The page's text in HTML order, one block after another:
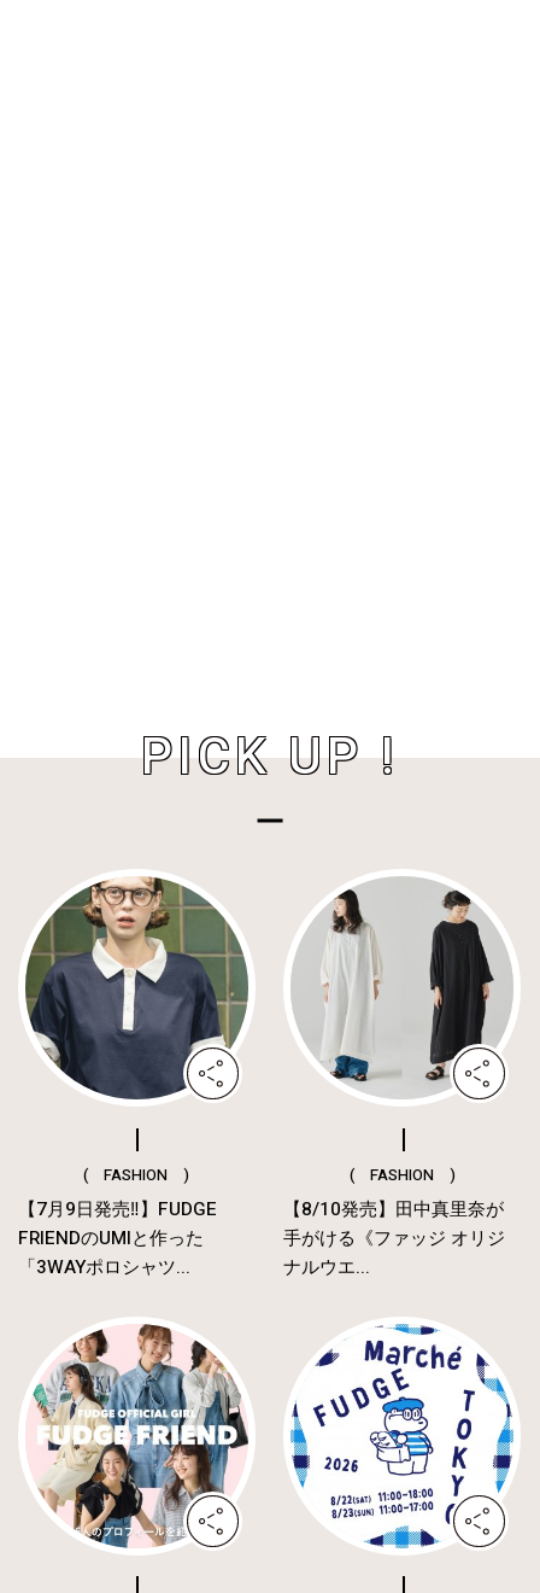
PICK UP !
( FASHION )
【7月9日発売‼︎】FUDGE
FRIENDのUMIと作った
「3WAYポロシャツ...
( FASHION )
【8/10発売】田中真里奈が
手がける《ファッジ オリジ
ナルウエ...